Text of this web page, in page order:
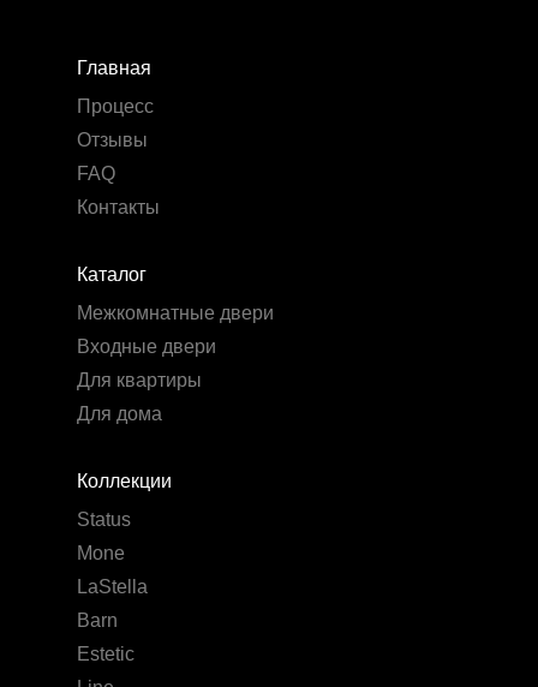
Коллекции
Status
Mone
LaStella
Barn
Estetic
Каталог
Межкомнатные двери
Входные двери
Для квартиры
Для дома
Главная
Процесс
Отзывы
FAQ
Контакты